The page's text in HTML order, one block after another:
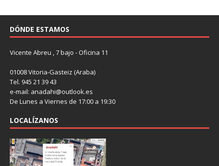
DÓNDE ESTAMOS
Vicente Abreu , 7 bajo - Oficina 11
01008 Vitoria-Gasteiz (Araba)
Tel. 945 21 39 43
e-mail: anadahi@outlook.es
De Lunes a Viernes de 17:00 a 19:30
LOCALÍZANOS